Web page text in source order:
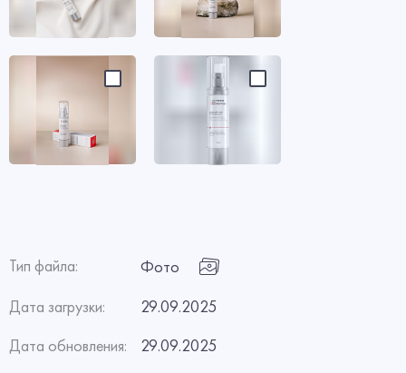
Тип файла:
Фото
Дата загрузки:
29.09.2025
Дата обновления:
29.09.2025